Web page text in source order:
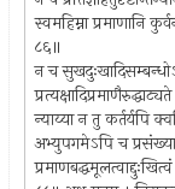
स्वमहिम्ना प्रमाणानि
८६॥
न च
न्याय्या न तु कर्तर्यपि
अभ्युपगमेऽपि च